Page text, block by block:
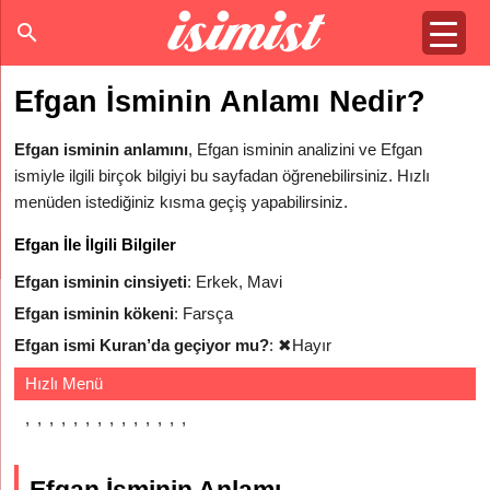
Efgan İsminin Anlamı Nedir?
Efgan isminin anlamını, Efgan isminin analizini ve Efgan
ismiyle ilgili birçok bilgiyi bu sayfadan öğrenebilirsiniz. Hızlı
menüden istediğiniz kısma geçiş yapabilirsiniz.
Efgan İle İlgili Bilgiler
Efgan isminin cinsiyeti: Erkek, Mavi
Efgan isminin kökeni: Farsça
Efgan ismi Kuran’da geçiyor mu?: ✖Hayır
Hızlı Menü